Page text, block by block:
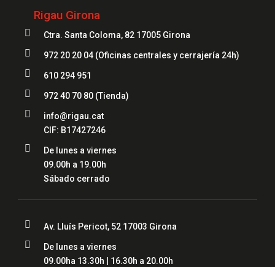
Rigau Girona
 Ctra. Santa Coloma, 82 17005 Girona
 972 20 20 04 (Oficinas centrales y cerrajería 24h)
 610 294 951
 972 40 70 80 (Tienda)

info@rigau.cat
CIF: B17427246

De lunes a viernes
09.00h a 19.00h
Sábado cerrado
 Av. Lluís Pericot, 52 17003 Girona

De lunes a viernes
09.00ha 13.30h | 16.30h a 20.00h